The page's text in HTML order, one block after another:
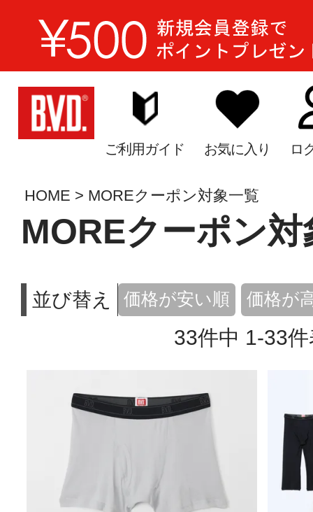
ご利用ガイド お気に入り ロ
HOME MOREクーポン対象一覧
MOREクーポン対
並び替え 価格が安い順 価格が
33件中 1-33